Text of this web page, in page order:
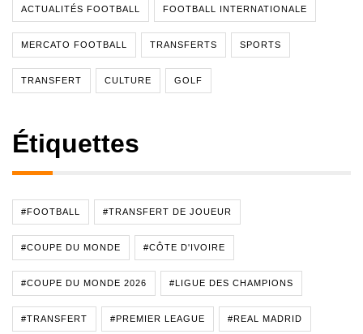
ACTUALITÉS FOOTBALL FOOTBALL INTERNATIONALE
MERCATO FOOTBALL TRANSFERTS SPORTS
TRANSFERT CULTURE GOLF
Étiquettes
#FOOTBALL #TRANSFERT DE JOUEUR
#COUPE DU MONDE #CÔTE D'IVOIRE
#COUPE DU MONDE 2026 #LIGUE DES CHAMPIONS
#TRANSFERT #PREMIER LEAGUE #REAL MADRID